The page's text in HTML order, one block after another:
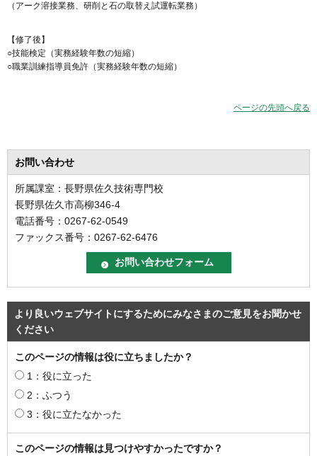
（アーク溶接業務、研削と石の取替え試運転業務）
【修了後】
○技能検定（実務経験年数の短縮）
○職業訓練指導員免許（実務経験年数の短縮）
ページの先頭へ戻る
お問い合わせ
所属課室：長野県佐久技術専門校
長野県佐久市高柳346-4
電話番号：0267-62-0549
ファックス番号：0267-62-6476
より良いウェブサイトにするためにみなさまのご意見をお聞かせ
ください
このページの情報は役に立ちましたか？
1：役に立った
2：ふつう
3：役に立たなかった
このページの情報は見つけやすかったですか？